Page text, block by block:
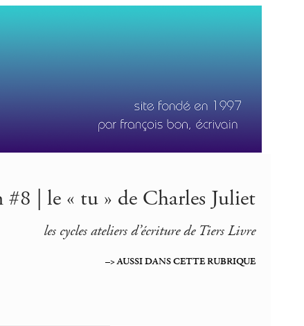
#8 | le « tu » de Charles Juliet
les cycles ateliers d’écriture de Tiers Livre
–> AUSSI DANS CETTE RUBRIQUE